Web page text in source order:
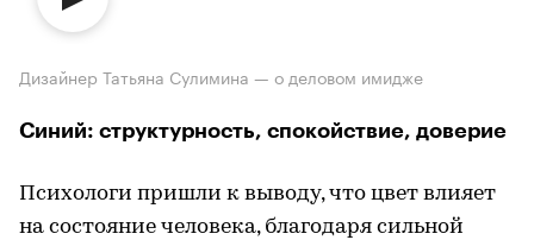
Дизайнер Татьяна Сулимина — о деловом имидже
Синий: структурность, спокойствие, доверие
Психологи пришли к выводу, что цвет влияет
на состояние человека, благодаря сильной